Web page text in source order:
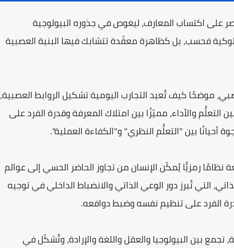
على اكتساب المعارف، ليغوص في جذوره البيولوجية
فحسب، بل كظاهرة معقّدة تتشابك فيها البنية العصبية
موضحًا كيف تُعيد التجارب اليومية تشكيل الروابط العصبية،
والأداء، مميّزًا بين امتلاك المعرفة وقدرة الفرد على
بين "التعلُّم النظري" و"الكفاءة العملية".
نظامًا رمزيًّا يُمكّن الإنسان من تجاوز الحاضر الحسي إلى عوالم
التي تُبرز دور الوعي الذاتي والانضباط الداخلي في توجيه
الفرد على تنظيم نفسه وضبط دوافعه.
بين البيولوجيا والعقل واللغة والإرادة، وتُشكّل في